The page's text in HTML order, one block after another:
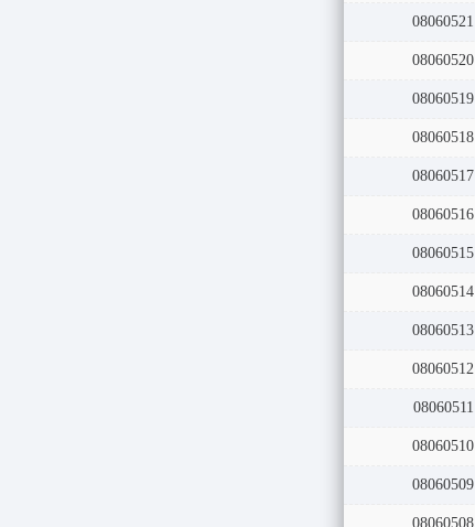
08060522
08060521
08060520
08060519
08060518
08060517
08060516
08060515
08060514
08060513
08060512
08060511
08060510
08060509